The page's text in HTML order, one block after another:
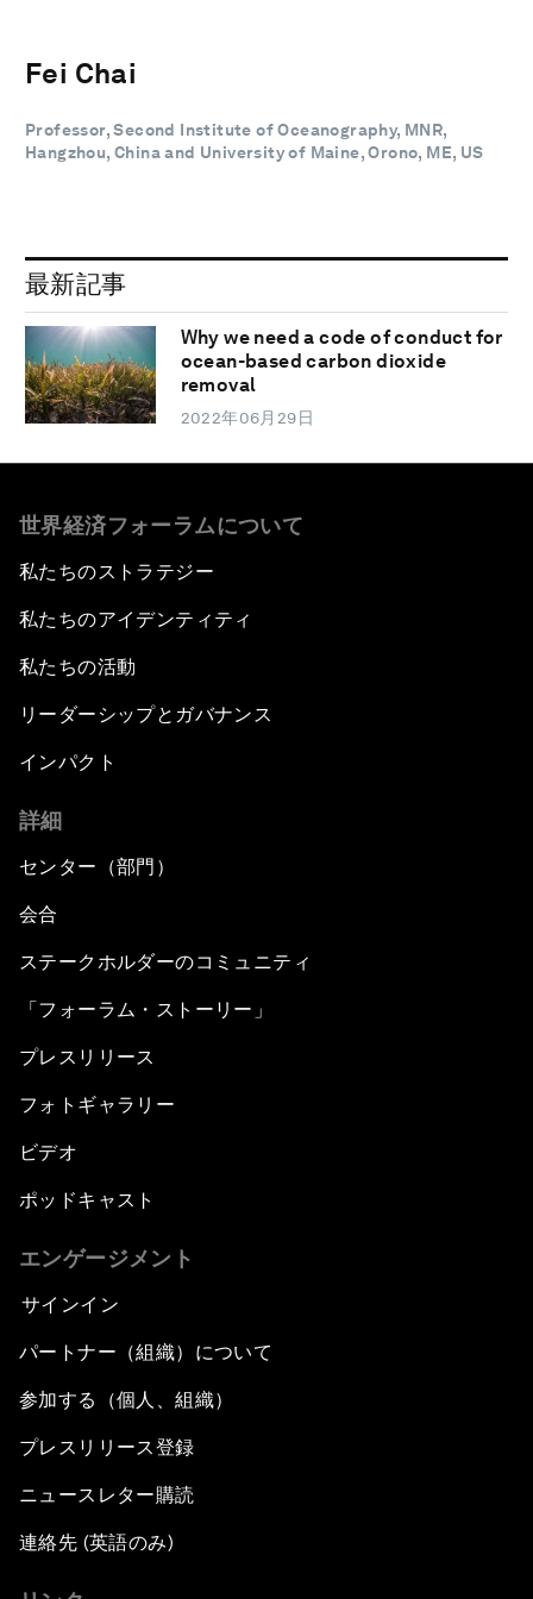
Fei Chai
Professor, Second Institute of Oceanography, MNR,
Hangzhou, China and University of Maine, Orono, ME, US
最新記事
Why we need a code of conduct for
ocean-based carbon dioxide
removal
2022年06月29日
世界経済フォーラムについて
私たちのストラテジー
私たちのアイデンティティ
私たちの活動
リーダーシップとガバナンス
インパクト
詳細
センター（部門）
会合
ステークホルダーのコミュニティ
「フォーラム・ストーリー」
プレスリリース
フォトギャラリー
ビデオ
ポッドキャスト
エンゲージメント
サインイン
パートナー（組織）について
参加する（個人、組織）
プレスリリース登録
ニュースレター購読
連絡先 (英語のみ)